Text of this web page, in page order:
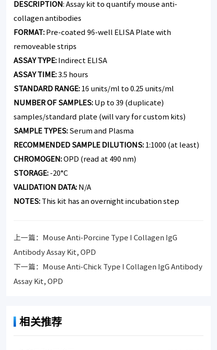
DESCRIPTION: Assay kit to quantify mouse anti-
collagen antibodies
FORMAT: Pre-coated 96-well ELISA Plate with
removeable strips
ASSAY TYPE: Indirect ELISA
ASSAY TIME:3.5 hours
STANDARD RANGE: 16 units/ml to 0.25 units/ml
NUMBER OF SAMPLES: Up to 39 (duplicate)
samples/standard plate (will vary for custom kits)
SAMPLE TYPES: Serum and Plasma
RECOMMENDED SAMPLE DILUTIONS: 1:1000 (at least)
CHROMOGEN:OPD (read at 490 nm)
STORAGE: -20°C
VALIDATION DATA: N/A
NOTES: This kit has an overnight incubation step
上一篇：
Mouse Anti-Porcine Type I Collagen IgG
Antibody Assay Kit, OPD
下一篇：
Mouse Anti-Chick Type I Collagen IgG Antibody
Assay Kit, OPD
相关推荐